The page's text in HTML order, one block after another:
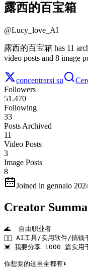
露西的百宝箱
@Lucy_love_AI
露西的百宝箱 has 11
video posts and 8 image
concentrarsi su
Followers
51.470
Following
33
Posts Archived
11
Video Posts
3
Image Posts
8
Joined in gennaio
Creator
🌊  自由职业者
👉🏻 AI工具/实用软件/搞钱
💓 我要分享 1000 篇实用
你想要的这里全都有⬇️